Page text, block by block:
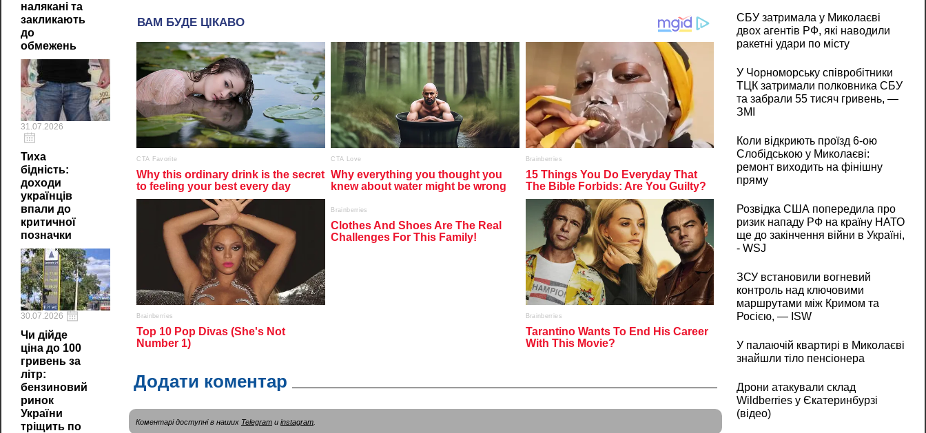
налякані та
закликають
до
обмежень
31.07.2026
Тиха
бідність:
доходи
українців
впали до
критичної
позначки
30.07.2026
Чи дійде
ціна до 100
гривень за
літр:
бензиновий
ринок
України
тріщить по
Додати коментар
Коментарі доступні в наших Telegram и instagram
СБУ затримала у Миколаєві
двох агентів РФ, які наводили
ракетні удари по місту
У Чорноморську співробітники
ТЦК затримали полковника СБУ
та забрали 55 тисяч гривень, —
ЗМІ
Коли відкриють проїзд 6-ою
Слобідською у Миколаєві:
ремонт виходить на фінішну
пряму
Розвідка США попередила про
ризик нападу РФ на країну НАТО
ще до закінчення війни в Україні,
- WSJ
ЗСУ встановили вогневий
контроль над ключовими
маршрутами між Кримом та
Росією, — ISW
У палаючій квартирі в Миколаєві
знайшли тіло пенсіонера
Дрони атакували склад
Wildberries у Єкатеринбурзі
(відео)